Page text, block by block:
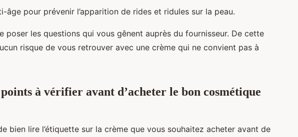
âge pour prévenir l’apparition de rides et ridules sur la peau.
poser les questions qui vous gênent auprès du fournisseur. De cette
risque de vous retrouver avec une crème qui ne convient pas à
à vérifier avant d’acheter le bon cosmétique
bien lire l’étiquette sur la crème que vous souhaitez acheter avant de